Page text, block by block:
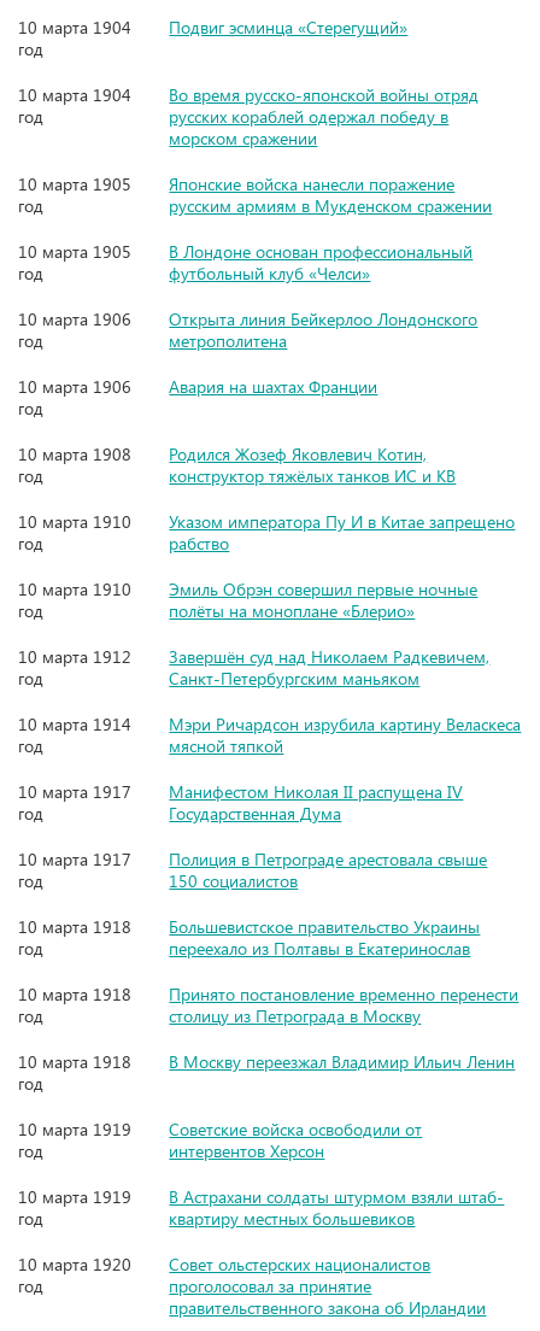
10 марта 1904
год
Подвиг эсминца «Стерегущий»
10 марта 1904
год
Во время русско-японской войны отряд
русских кораблей одержал победу в
морском сражении
10 марта 1905
год
Японские войска нанесли поражение
русским армиям в Мукденском сражении
10 марта 1905
год
В Лондоне основан профессиональный
футбольный клуб «Челси»
10 марта 1906
год
Открыта линия Бейкерлоо Лондонского
метрополитена
10 марта 1906
год
Авария на шахтах Франции
10 марта 1908
год
Родился Жозеф Яковлевич Котин,
конструктор тяжёлых танков ИС и КВ
10 марта 1910
год
Указом императора Пу И в Китае запрещено
рабство
10 марта 1910
год
Эмиль Обрэн совершил первые ночные
полёты на моноплане «Блерио»
10 марта 1912
год
Завершён суд над Николаем Радкевичем,
Санкт-Петербургским маньяком
10 марта 1914
год
Мэри Ричардсон изрубила картину Веласкеса
мясной тяпкой
10 марта 1917
год
Манифестом Николая II распущена IV
Государственная Дума
10 марта 1917
год
Полиция в Петрограде арестовала свыше
150 социалистов
10 марта 1918
год
Большевистское правительство Украины
переехало из Полтавы в Екатеринослав
10 марта 1918
год
Принято постановление временно перенести
столицу из Петрограда в Москву
10 марта 1918
год
В Москву переезжал Владимир Ильич Ленин
10 марта 1919
год
Советские войска освободили от
интервентов Херсон
10 марта 1919
год
В Астрахани солдаты штурмом взяли штаб-
квартиру местных большевиков
10 марта 1920
год
Совет ольстерских националистов
проголосовал за принятие
правительственного закона об Ирландии